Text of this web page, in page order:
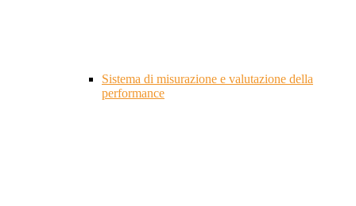
Sistema di misurazione e valutazione della
performance